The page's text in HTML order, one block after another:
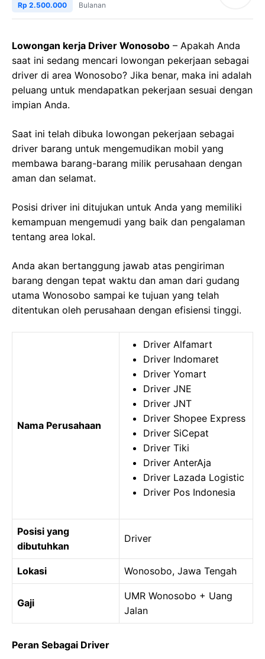
Rp 2.500.000 Bulanan
Lowongan kerja Driver Wonosobo – Apakah Anda
saat ini sedang mencari lowongan pekerjaan sebagai
driver di area Wonosobo? Jika benar, maka ini adalah
peluang untuk mendapatkan pekerjaan sesuai dengan
impian Anda.
Saat ini telah dibuka lowongan pekerjaan sebagai
driver barang untuk mengemudikan mobil yang
membawa barang-barang milik perusahaan dengan
aman dan selamat.
Posisi driver ini ditujukan untuk Anda yang memiliki
kemampuan mengemudi yang baik dan pengalaman
tentang area lokal.
Anda akan bertanggung jawab atas pengiriman
barang dengan tepat waktu dan aman dari gudang
utama Wonosobo sampai ke tujuan yang telah
ditentukan oleh perusahaan dengan efisiensi tinggi.
Nama Perusahaan
Driver Alfamart
Driver Indomaret
Driver Yomart
Driver JNE
Driver JNT
Driver Shopee Express
Driver SiCepat
Driver Tiki
Driver AnterAja
Driver Lazada Logistic
Driver Pos Indonesia
Posisi yang
dibutuhkan
Driver
Lokasi Wonosobo, Jawa Tengah
Gaji
UMR Wonosobo + Uang
Jalan
Peran Sebagai Driver